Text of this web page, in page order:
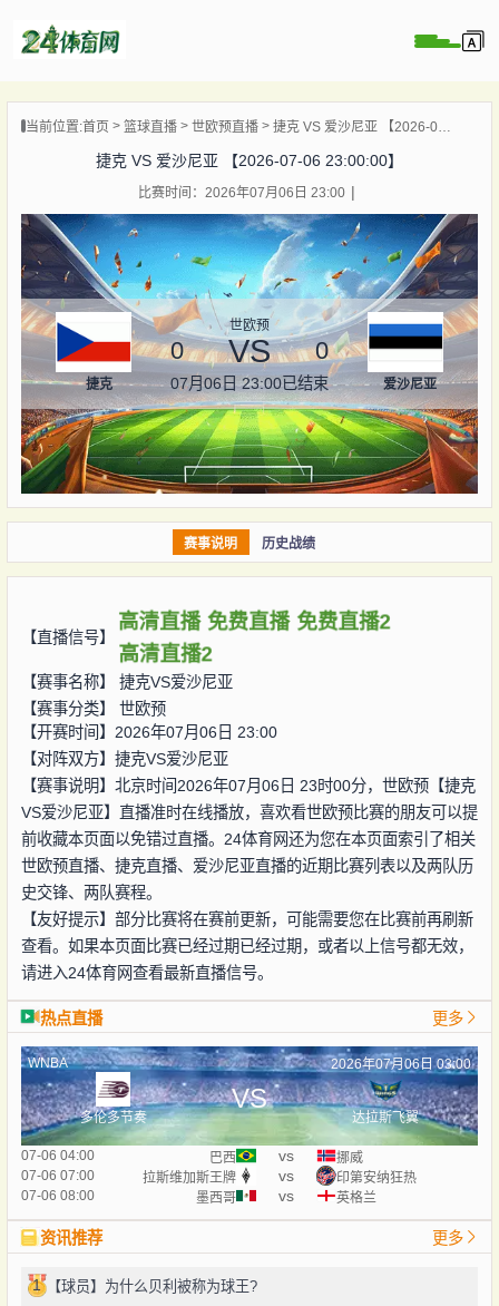
播
播
播
当前位置:首页 篮球直播 世欧预直播 捷克 VS 爱沙尼亚 【2026-07-06 23:00:00】
捷克 VS 爱沙尼亚 【2026-07-06 23:00:00】
比赛时间：2026年07月06日 23:00
捷克
世欧预
0 VS 0
07月06日 23:00已结束 爱沙尼亚
赛事说明 历史战绩
【直播信号】
高清直播 免费直播 免费直播2
高清直播2
【赛事名称】 捷克VS爱沙尼亚
【赛事分类】 世欧预
【开赛时间】2026年07月06日 23:00
【对阵双方】 捷克VS爱沙尼亚
【赛事说明】北京时间2026年07月06日 23时00分，世欧预【捷克
VS爱沙尼亚】直播准时在线播放，喜欢看世欧预比赛的朋友可以提
前收藏本页面以免错过直播。24体育网还为您在本页面索引了相关
世欧预直播、捷克直播、爱沙尼亚直播的近期比赛列表以及两队历
史交锋、两队赛程。
【友好提示】部分比赛将在赛前更新，可能需要您在比赛前再刷新
查看。如果本页面比赛已经过期已经过期，或者以上信号都无效，
请进入24体育网查看最新直播信号。
热点直播 更多
WNBA 2026年07月06日 03:00
多伦多节奏
VS
达拉斯飞翼
07-06 04:00 巴西 vs
挪威
07-06 07:00
拉斯维加斯王牌 vs
印第安纳狂热
07-06 08:00
墨西哥 vs 英格兰
资讯推荐 更多
1 【球员】为什么贝利被称为球王?